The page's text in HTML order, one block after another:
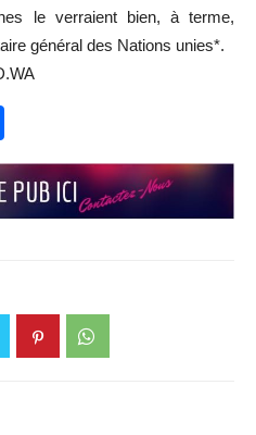
le verraient bien, à terme,
général des Nations unies*.